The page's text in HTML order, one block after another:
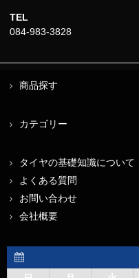
TEL
084-983-3828
商品探す
カテゴリー
タイヤの基礎知識について
よくある質問
お問い合わせ
会社概要